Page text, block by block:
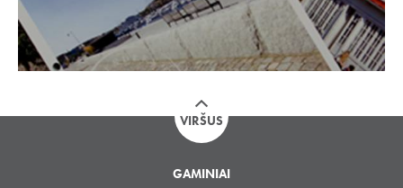
VIRŠUS
GAMINIAI